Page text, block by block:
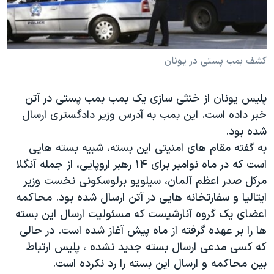
فرهنگ و زندگی
حقوق شهروندی
اقتصادی
اسرائیل در جنگ
گالری عکس
آرشیو پخش زنده
انتخابات ریاست جمهوری آمریکا ۲۰۲۴
حمله جمهوری اسلامی به اسرائیل
ورزش زنان در ایران
اعتراضات زن، زندگی، آزادی
مجموعه مستندهای دادخواهی
تریبونال مردمی آبان ۹۸
دادگاه حمید نوری
چهل سال گروگان‌گیری
قانون شفافیت دارائی کادر رهبری ایران
اعتراضات مردمی آبان ۹۸
زبانهای مختلف
کشف بمب پستی در یونان
پلیس یونان از خنثی سازی یک بمب بمب پستی در آتن
خبر داده است. این بمب به آدرس وزیر دادگستری ارسال
شده بود.
به گفته مقام های امنیتی این بسته، شبیه بسته هایی
است که در ماه نوامبر برای ۱۴ رهبر اروپایی، از جمله آنگلا
مرکل صدر اعظم آلمان، سیلویو برلوسکونی نخست وزیر
ایتالیا و سفارتخانه هایی در آتن ارسال شده بود. محاکمه
اعضای یک گروه آنارشیست که مسئولیت ارسال این بسته
ها را بر عهده گرفته از ماه پیش آغاز شده است. در حالی
که کسی مدعی ارسال بسته جدید نشده ، پلیس ارتباط
بین محاکمه و ارسال این بسته را رد نکرده است.